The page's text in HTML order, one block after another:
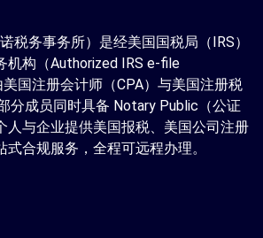
税务事务所）是经美国国税局（IRS）
机构（Authorized IRS e-file
国注册会计师（CPA）与美国注册税
分成员同时具备 Notary Public（公证
人与企业提供美国报税、美国公司注册
合规服务，全程可远程办理。